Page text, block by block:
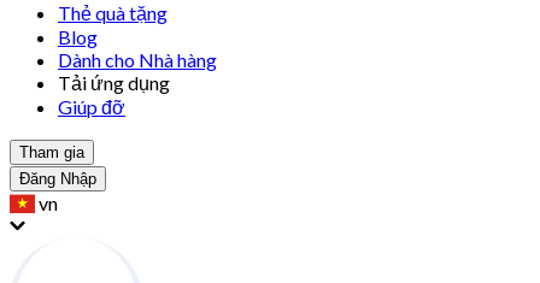
Thẻ quà tặng
Blog
Dành cho Nhà hàng
Tải ứng dụng
Giúp đỡ
Tham gia
Đăng Nhập
vn